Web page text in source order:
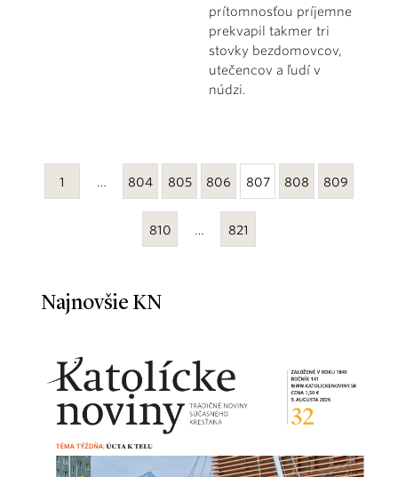
prítomnosťou príjemne
prekvapil takmer tri
stovky bezdomovcov,
utečencov a ľudí v
núdzi.
1 … 804 805 806 807 808 809
810 … 821
Najnovšie KN